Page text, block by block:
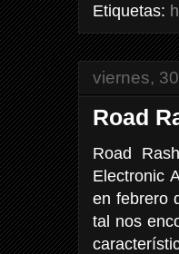
Etiquetas:
viernes,
Road
Road
Electronic
en febrero
tal nos